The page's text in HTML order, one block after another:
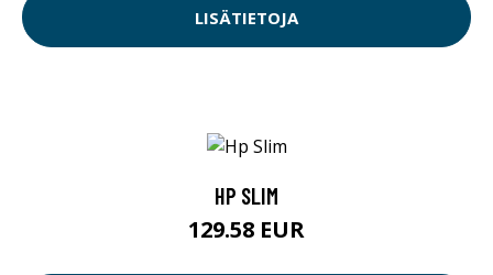
LISÄTIETOJA
HP SLIM
129.58 EUR